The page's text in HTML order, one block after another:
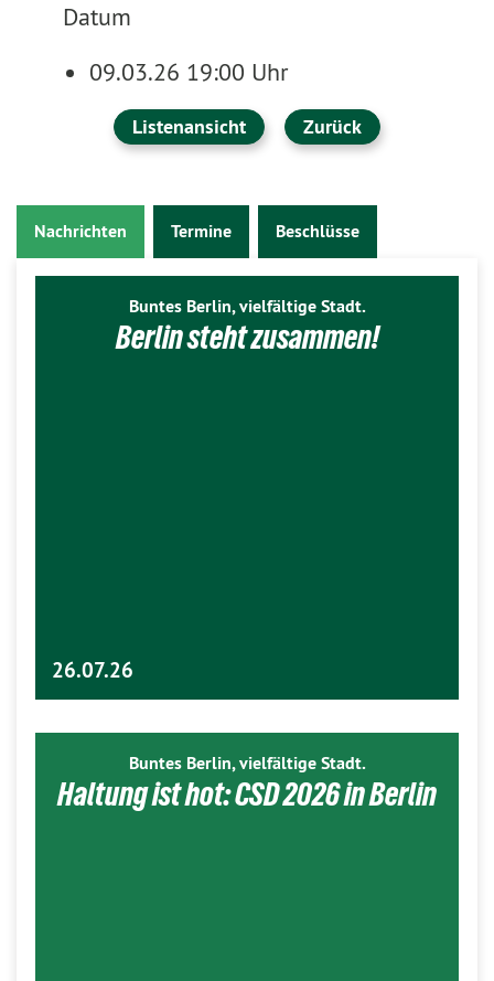
Datum
09.03.26 19:00 Uhr
Listenansicht Zurück
Nachrichten Termine Beschlüsse
Buntes Berlin, vielfältige Stadt.
Berlin steht zusammen!
26.07.26
Buntes Berlin, vielfältige Stadt.
Haltung ist hot: CSD 2026 in Berlin